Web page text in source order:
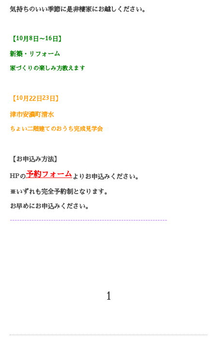
気持ちのいい季節に是非棲家にお越しください。
【 10月8 日～16 日】
新築・リフォーム
家づくりの楽しみ方教えます
【 10月22 日23 日】
津市安濃町清水
ちょい二階建てのおうち完成見学会
【お申込み方法】
HPの予約フォーム よりお申込みください。
※いずれも完全予約制となります。
お早めにお申込みください。
-----------------------------------------------------------------
1